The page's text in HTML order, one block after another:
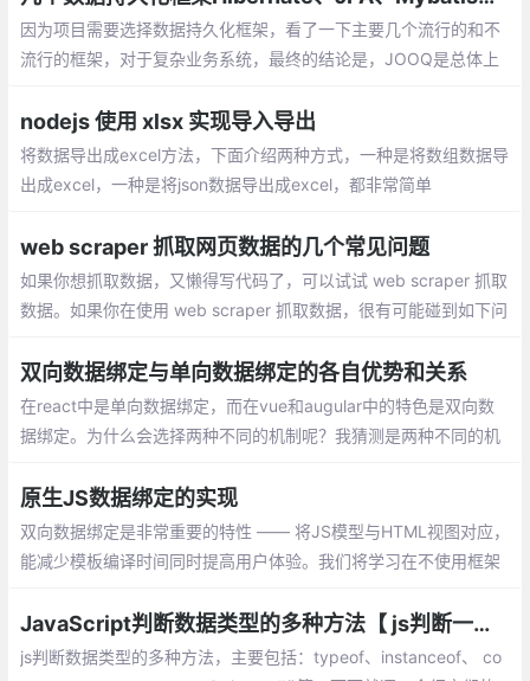
因为项目需要选择数据持久化框架，看了一下主要几个流行的和不
流行的框架，对于复杂业务系统，最终的结论是，JOOQ是总体上
nodejs 使用 xlsx 实现导入导出
将数据导出成excel方法，下面介绍两种方式，一种是将数组数据导
出成excel，一种是将json数据导出成excel，都非常简单
web scraper 抓取网页数据的几个常见问题
如果你想抓取数据，又懒得写代码了，可以试试 web scraper 抓取
数据。如果你在使用 web scraper 抓取数据，很有可能碰到如下问
你放弃 web scraper 。
双向数据绑定与单向数据绑定的各自优势和关系
在react中是单向数据绑定，而在vue和augular中的特色是双向数
据绑定。为什么会选择两种不同的机制呢？我猜测是两种不同的机
原生JS数据绑定的实现
双向数据绑定是非常重要的特性 —— 将JS模型与HTML视图对应，
能减少模板编译时间同时提高用户体验。我们将学习在不使用框架
JavaScript判断数据类型的多种方法【 js判断一个变量的类型】
js判断数据类型的多种方法，主要包括：typeof、instanceof、 co